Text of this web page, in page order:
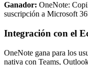
Ganador: OneNote:
suscripción a Microsoft
Integración con el
OneNote gana para los
nativa con Teams,